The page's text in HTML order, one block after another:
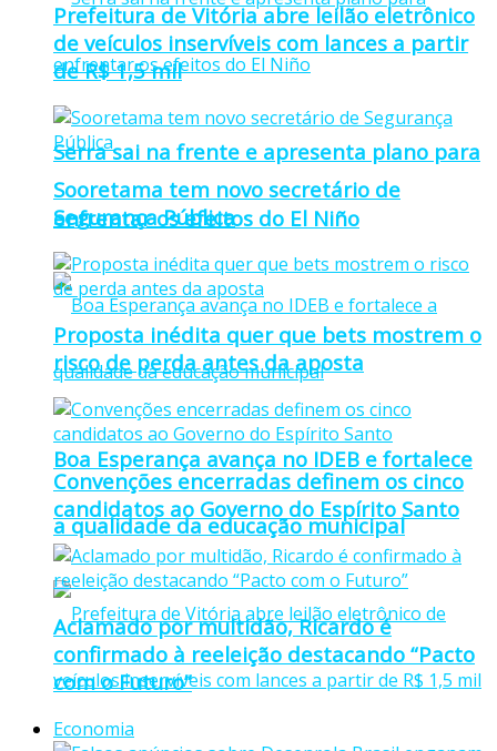
Serra sai na frente e apresenta plano para
enfrentar os efeitos do El Niño
Boa Esperança avança no IDEB e fortalece
a qualidade da educação municipal
Prefeitura de Vitória abre leilão eletrônico
de veículos inservíveis com lances a partir
de R$ 1,5 mil
Sooretama tem novo secretário de
Segurança Pública
Proposta inédita quer que bets mostrem o
risco de perda antes da aposta
Convenções encerradas definem os cinco
candidatos ao Governo do Espírito Santo
Aclamado por multidão, Ricardo é
confirmado à reeleição destacando “Pacto
com o Futuro”
Economia